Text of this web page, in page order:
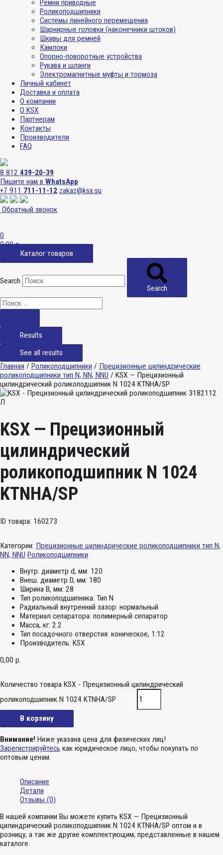
Ремни приводные
Роликоподшипники
Системы линейного перемещения
Шарнирные головки (наконечники штоков)
Шкивы для ремней
Камлоки
Опорно-поворотные устройства
Рукава и шланги
Электромагнитные муфты и тормоза
Личный кабинет
Доставка и оплата
О компании
О KSX
Партнерам
Контакты
Производители
FAQ
8 812 439-20-39
Пишите нам в WhatsApp
+7 911 711-11-12 zakaz@ksx.su
Обратный звонок
0
0,00р.
Каталог товаров
Search
Search
Results
See all results
Главная / Роликоподшипники / Прецизионные цилиндрические
роликоподшипники тип N, NN, NNU / KSX — Прецизионный
цилиндрический роликоподшипник N 1024 KTNHA/SP
KSX — Прецизионный
цилиндрический
роликоподшипник N 1024
KTNHA/SP
ID товара: 160273
Категории: Прецизионные цилиндрические роликоподшипники тип N,
NN, NNU Роликоподшипники
Внутр. диаметр d, мм: 120
Внеш. диаметр D, мм: 180
Ширина B, мм: 28
Тип роликоподшипника: Тип N
Радиальный внутренний зазор: нормальный
Материал сепаратора: полимерный сепаратор
Масса, кг: 2.2
Тип посадочного отверстия: коническое, 1:12
Производитель: KSX
0,00 р.
Количество товара KSX - Прецизионный цилиндрический
роликоподшипник N 1024 KTNHA/SP
В корзину
Внимание! Ниже указана цена для физических лиц!
Зарегистрируйтесь как юридическое лицо, чтобы покупать по
оптовым ценам.
Описание
Детали
Отзывы (0)
В нашей компании Вы можете купить KSX — Прецизионный
цилиндрический роликоподшипник N 1024 KTNHA/SP оптом и в
розницу, а так же другие комплектующим, представленные в нашем
каталоге.